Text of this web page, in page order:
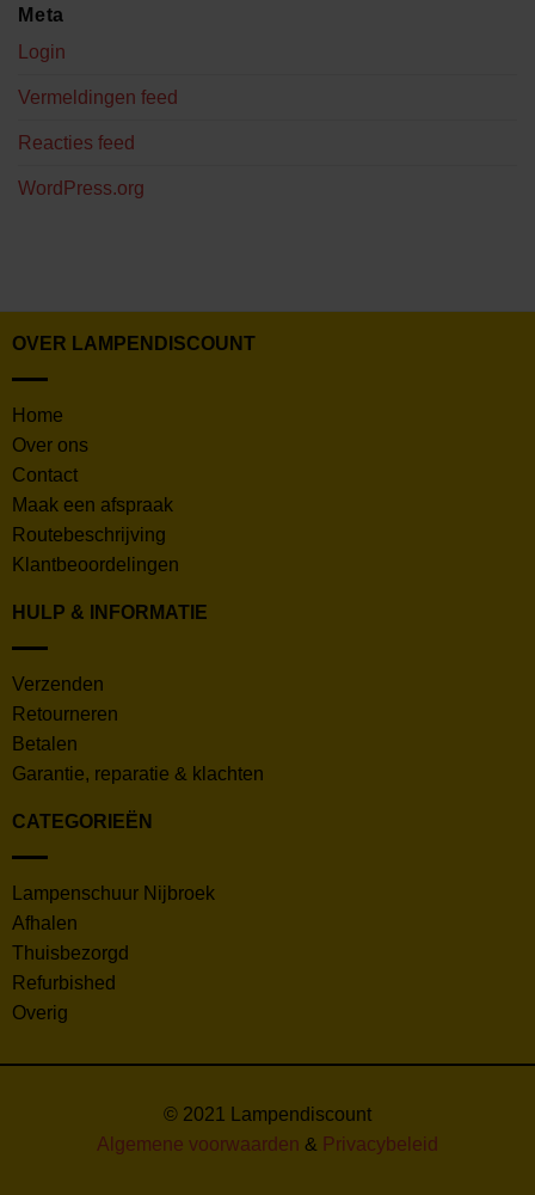
Meta
Login
Vermeldingen feed
Reacties feed
WordPress.org
OVER LAMPENDISCOUNT
Home
Over ons
Contact
Maak een afspraak
Routebeschrijving
Klantbeoordelingen
HULP & INFORMATIE
Verzenden
Retourneren
Betalen
Garantie, reparatie & klachten
CATEGORIEËN
Lampenschuur Nijbroek
Afhalen
Thuisbezorgd
Refurbished
Overig
© 2021 Lampendiscount
Algemene voorwaarden & Privacybeleid